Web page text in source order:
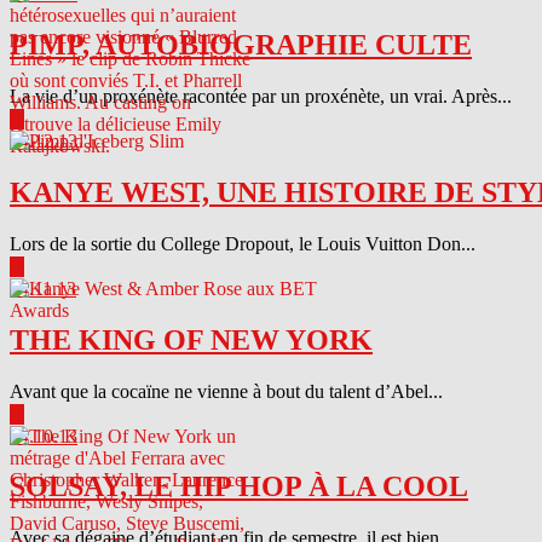
PIMP, AUTOBIOGRAPHIE CULTE
La vie d’un proxénète racontée par un proxénète, un vrai. Après...
04.12.13
KANYE WEST, UNE HISTOIRE DE
Lors de la sortie du College Dropout, le Louis Vuitton Don...
04.11.13
THE KING OF NEW YORK
Avant que la cocaïne ne vienne à bout du talent d’Abel...
04.10.13
SOLSAY, LE HIP HOP À LA COOL